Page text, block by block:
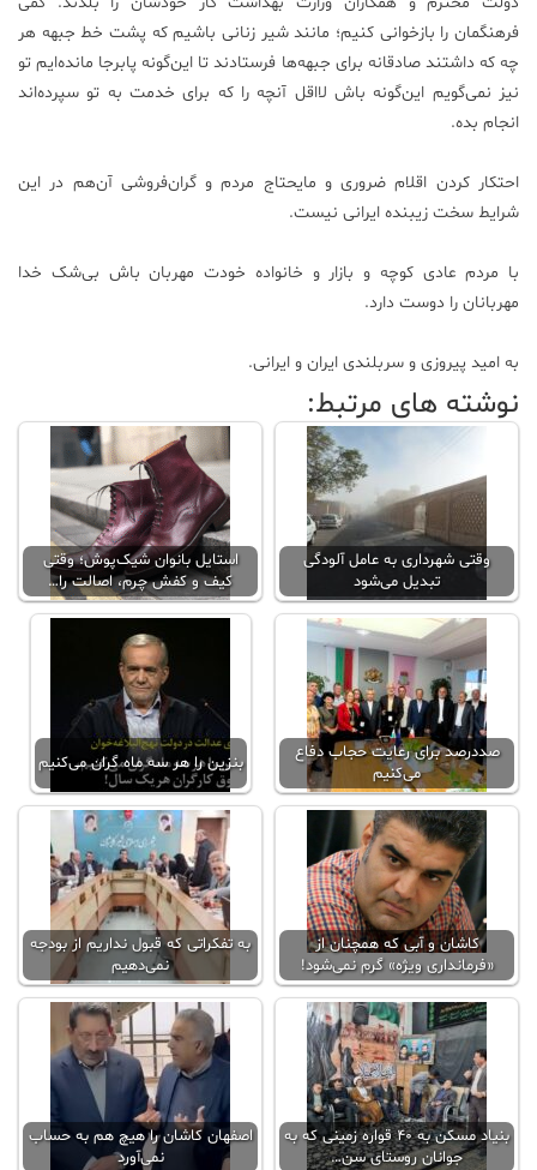
فرهنگمان را بازخوانی کنیم؛ مانند شیر زنانی باشیم که پشت خط جبهه هر
چه که داشتند صادقانه برای جبهه‌ها فرستادند تا این‌گونه پابرجا مانده‌ایم تو
نیز نمی‌گویم این‌گونه باش لااقل آنچه را که برای خدمت به تو سپرده‌اند
انجام بده.
احتکار کردن اقلام ضروری و مایحتاج مردم و گران‌فروشی آن‌هم در این
شرایط سخت زیبنده ایرانی نیست.
با مردم عادی کوچه و بازار و خانواده خودت مهربان باش بی‌شک خدا
مهربانان را دوست دارد.
به امید پیروزی و سربلندی ایران و ایرانی.
نوشته های مرتبط:
وقتی شهرداری به عامل آلودگی
تبدیل می‌شود
استایل بانوان شیک‌پوش؛ وقتی
کیف و کفش چرم، اصالت را…
صددرصد برای رعایت حجاب دفاع
می‌کنیم
بنزین را هر سه ماه گران می‌کنیم
کاشان و آبی که همچنان از
«فرمانداری ویژه» گرم نمی‌شود!
به تفکراتی که قبول نداریم از بودجه
نمی‌دهیم
بنیاد مسکن به 40 قواره زمینی که به
جوانان روستای سن…
اصفهان‌ کاشان را هیچ هم به حساب
نمی‌آورد